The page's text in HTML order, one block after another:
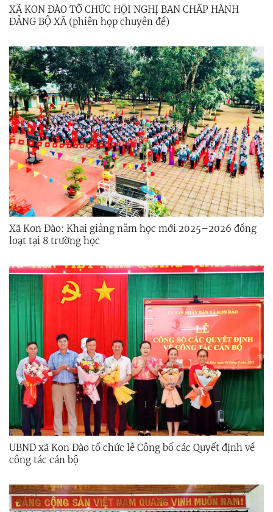
XÃ KON ĐÀO TỔ CHỨC HỘI NGHỊ BAN CHẤP HÀNH
ĐẢNG BỘ XÃ (phiên họp chuyên đề)
Xã Kon Đào: Khai giảng năm học mới 2025–2026 đồng
loạt tại 8 trường học
UBND xã Kon Đào tổ chức lễ Công bố các Quyết định về
công tác cán bộ